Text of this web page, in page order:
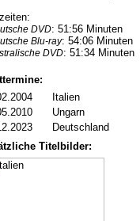
DVD: 51:56 Minuten
Blu-ray: 54:06 Minuten
DVD: 51:34 Minuten
Italien
Ungarn
Deutschland
Titelbilder: